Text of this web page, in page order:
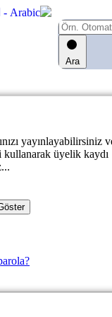
Ara
yayınlayabilirsiniz
kullanarak üyelik kaydı